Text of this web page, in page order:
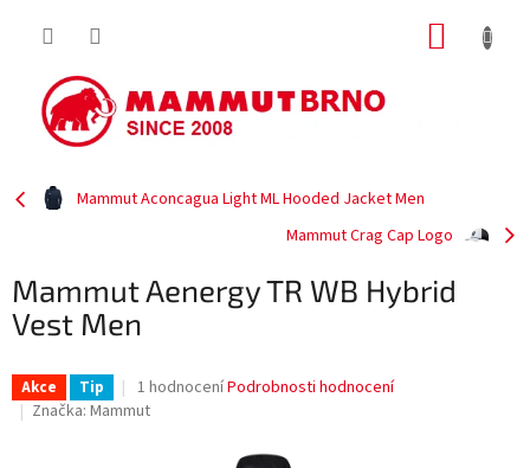
Mammut Aconcagua Light ML Hooded Jacket Men
Mammut Crag Cap Logo
Mammut Aenergy TR WB Hybrid
Vest Men
Akce Tip
Průměrné
hodnocení
1 hodnoceníPodrobnosti hodnocení
Značka: Mammut